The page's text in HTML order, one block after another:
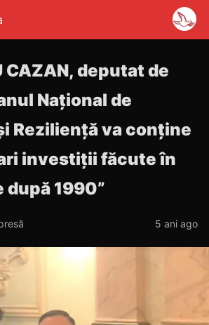
CAZAN, deputat de
Național de
Reziliență va conține
investiții făcute în
după 1990”
5 ani ago